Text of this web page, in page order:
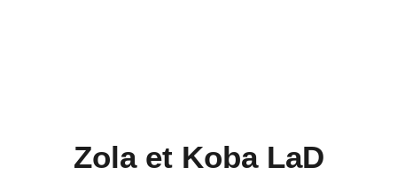
Zola et Koba LaD